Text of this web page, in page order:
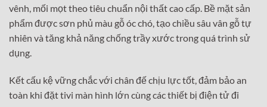
vênh, mối mọt theo tiêu chuẩn nội thất cao cấp. Bề mặt sản
phẩm được sơn phủ màu gỗ óc chó, tạo chiều sâu vân gỗ tự
nhiên và tăng khả năng chống trầy xước trong quá trình sử
dụng.
Kết cấu kệ vững chắc với chân đế chịu lực tốt, đảm bảo an
toàn khi đặt tivi màn hình lớn cùng các thiết bị điện tử đi